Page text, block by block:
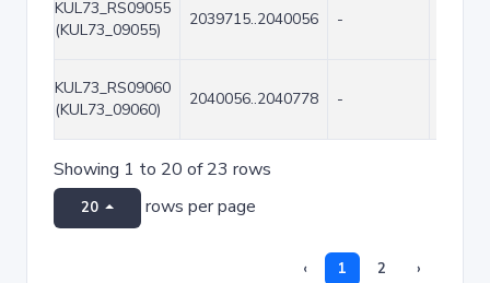
KUL73_RS09055
(KUL73_09055)
2039715..2040056 -
KUL73_RS09060
(KUL73_09060)
2040056..2040778 -
Showing 1 to 20 of 23 rows
20 rows per page
‹ 1 2 ›